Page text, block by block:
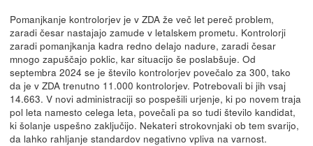
Pomanjkanje kontrolorjev je v ZDA že več let pereč problem,
zaradi česar nastajajo zamude v letalskem prometu. Kontrolorji
zaradi pomanjkanja kadra redno delajo nadure, zaradi česar
mnogo zapuščajo poklic, kar situacijo še poslabšuje. Od
septembra 2024 se je število kontrolorjev povečalo za 300, tako
da je v ZDA trenutno 11.000 kontrolorjev. Potrebovali bi jih vsaj
14.663. V novi administraciji so pospešili urjenje, ki po novem traja
pol leta namesto celega leta, povečali pa so tudi število kandidat,
ki šolanje uspešno zaključijo. Nekateri strokovnjaki ob tem svarijo,
da lahko rahljanje standardov negativno vpliva na varnost.